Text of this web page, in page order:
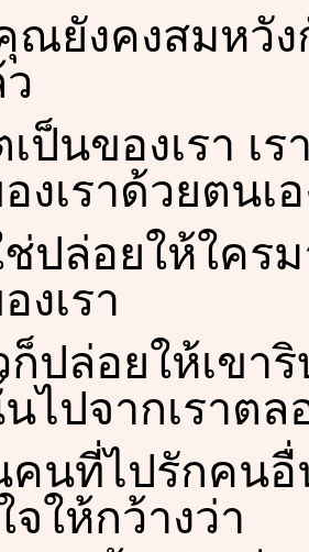
ณยังคงสมหวั
ป็นของเรา เ
งเราด้วยตนเ
ปล่อยให้ใคร
งเรา
ปล่อยให้เขา
ไปจากเราต
คนที่ไปรักคนอื่
จให้กว้างว่า